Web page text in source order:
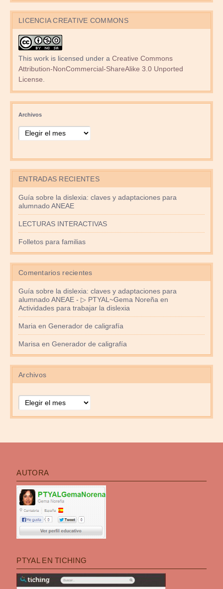
LICENCIA CREATIVE COMMONS
This work is licensed under a Creative Commons
Attribution-NonCommercial-ShareAlike 3.0 Unported
License
Archivos
ENTRADAS RECIENTES
Guía sobre la dislexia: claves y adaptaciones para
alumnado ANEAE
LECTURAS INTERACTIVAS
Folletos para familias
Comentarios recientes
Guía sobre la dislexia: claves y adaptaciones para
alumnado ANEAE - ▷ PTYAL~Gema Noreña en
Actividades para trabajar la dislexia
Maria en Generador de caligrafía
Marisa en Generador de caligrafía
Archivos
Archivos
AUTORA
PTYAL EN TICHING